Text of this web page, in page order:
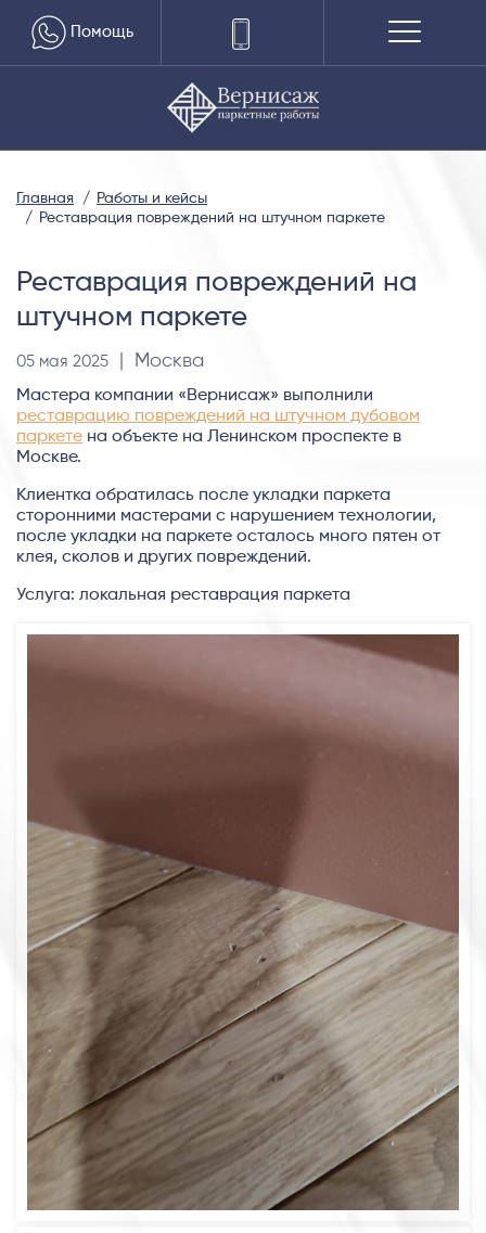
Помощь
Главная
Работы и кейсы
Реставрация повреждений на штучном паркете
Реставрация повреждений на
штучном паркете
05 мая 2025 | Москва
Мастера компании «Вернисаж» выполнили
реставрацию повреждений на штучном дубовом
паркете на объекте на Ленинском проспекте в
Москве.
Клиентка обратилась после укладки паркета
сторонними мастерами с нарушением технологии,
после укладки на паркете осталось много пятен от
клея, сколов и других повреждений.
Услуга: локальная реставрация паркета